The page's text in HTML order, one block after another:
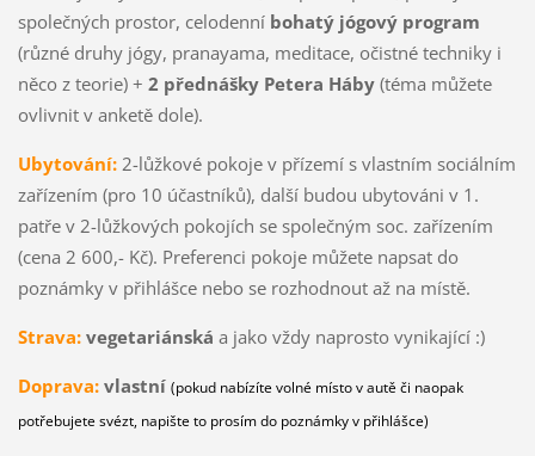
společných prostor, celodenní bohatý jógový program
(různé druhy jógy, pranayama, meditace, očistné techniky i
něco z teorie) + 2 přednášky Petera Háby(téma můžete
ovlivnit v anketě dole).
Ubytování: 2-lůžkové pokoje v přízemí s vlastním sociálním
zařízením (pro 10 účastníků), další budou ubytováni v 1.
patře v 2-lůžkových pokojích se společným soc. zařízením
(cena 2 600,- Kč). Preferenci pokoje můžete napsat do
poznámky v přihlášce nebo se rozhodnout až na místě.
Strava: vegetariánská a jako vždy naprosto vynikající :)
Doprava: vlastní (pokud nabízíte volné místo v autě či naopak
potřebujete svézt, napište to prosím do poznámky v přihlášce)